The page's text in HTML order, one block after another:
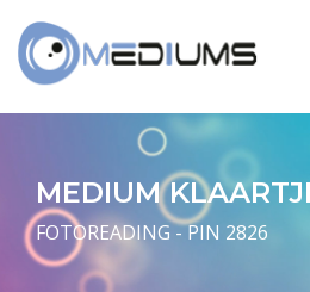
MEDIUM
FOTOREADING - PIN 2826